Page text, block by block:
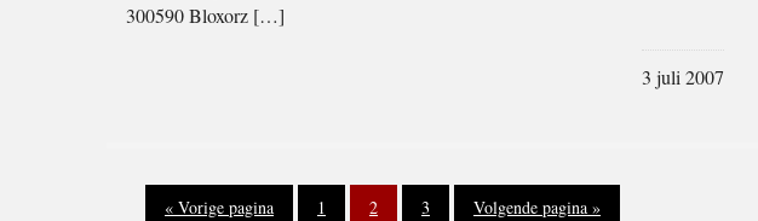
300590 Bloxorz […]
3 juli 2007
« Ga
Vorige pagina Pagina
1 Pagina
2 Pagina
3
Ga
Volgende pagina »